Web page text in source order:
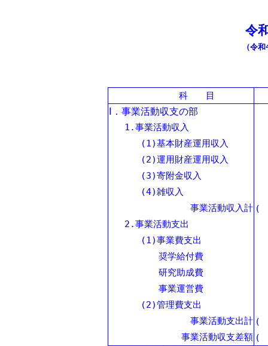
令
（令
科 目
Ⅰ．事業活動収支の部
1.事業活動収入
(1)基本財産運用収入
(2)運用財産運用収入
(3)寄附金収入
(4)雑収入
事業活動収入計 (
2.事業活動支出
(1)事業費支出
奨学給付費
研究助成費
事業運営費
(2)管理費支出
事業活動支出計 (
事業活動収支差額 (